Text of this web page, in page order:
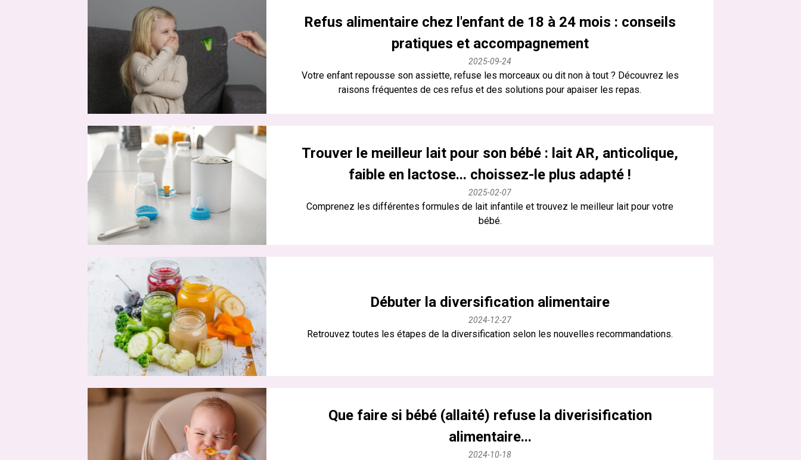
Refus alimentaire chez l'enfant de 18 à 24 mois : conseils
pratiques et accompagnement
2025-09-24
Votre enfant repousse son assiette, refuse les morceaux ou dit non à tout ? Découvrez les
raisons fréquentes de ces refus et des solutions pour apaiser les repas.
Trouver le meilleur lait pour son bébé : lait AR, anticolique,
faible en lactose... choissez-le plus adapté !
2025-02-07
Comprenez les différentes formules de lait infantile et trouvez le meilleur lait pour votre
bébé.
Débuter la diversification alimentaire
2024-12-27
Retrouvez toutes les étapes de la diversification selon les nouvelles recommandations.
Que faire si bébé (allaité) refuse la diverisification
alimentaire...
2024-10-18